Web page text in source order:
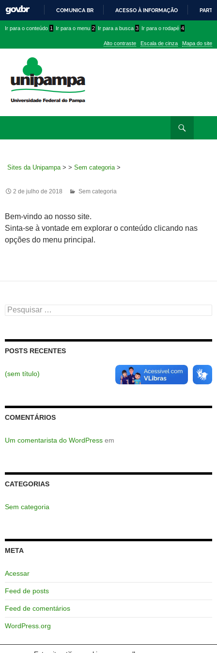
PARA
CONTEÚDO
COMUNICA BR ACESSO À INFORMAÇÃO
conteúdo
menu
superior
menu
Ir para o conteúdo 1 Ir para o menu 2 Ir para a busca 3 Ir para o rodapé 4
Alto contraste Escala de cinza Mapa do site
Sites da Unipampa > > Sem categoria >
2 de julho de 2018 Sem categoria
Bem-vindo ao nosso site.
Sinta-se à vontade em explorar o conteúdo clicando nas
opções do menu principal.
Pesquisar
por:
POSTS RECENTES
(sem título)
COMENTÁRIOS
Um comentarista do WordPress em
CATEGORIAS
Sem categoria
META
Acessar
Feed de posts
Feed de comentários
WordPress.org